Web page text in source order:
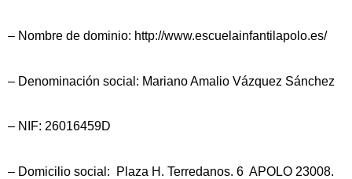
– Nombre de dominio: http://www.escuelainfantilapolo.es/
– Denominación social: Mariano Amalio Vázquez Sánchez
– NIF: 26016459D
– Domicilio social: Plaza H. Terredanos. 6 APOLO 23008.